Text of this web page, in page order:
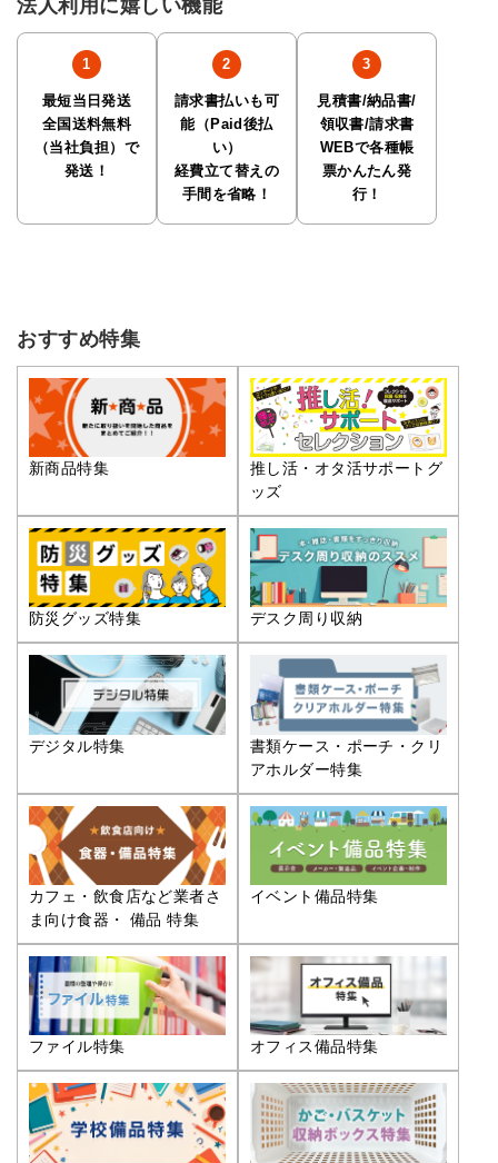
法人利用に嬉しい機能
最短当日発送
全国送料無料
（当社負担）で
発送！
請求書払いも可
能（Paid後払
い）
経費立て替えの
手間を省略！
見積書/納品書/
領収書/請求書
WEBで各種帳
票かんたん発
行！
おすすめ特集
新商品特集
推し活・オタ活サポートグ
ッズ
防災グッズ特集 デスク周り収納
デジタル特集
書類ケース・ポーチ・クリ
アホルダー特集
カフェ・飲食店など業者さ
ま向け食器・ 備品 特集
イベント備品特集
ファイル特集 オフィス備品特集